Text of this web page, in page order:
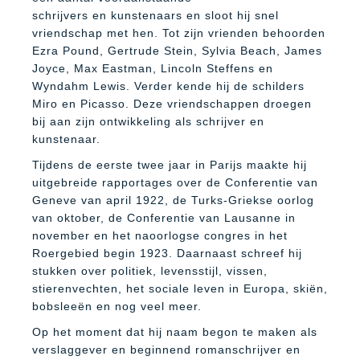
schrijvers en kunstenaars en sloot hij snel
vriendschap met hen. Tot zijn vrienden behoorden
Ezra Pound, Gertrude Stein, Sylvia Beach, James
Joyce, Max Eastman, Lincoln Steffens en
Wyndahm Lewis. Verder kende hij de schilders
Miro en Picasso. Deze vriendschappen droegen
bij aan zijn ontwikkeling als schrijver en
kunstenaar.
Tijdens de eerste twee jaar in Parijs maakte hij
uitgebreide rapportages over de Conferentie van
Geneve van april 1922, de Turks-Griekse oorlog
van oktober, de Conferentie van Lausanne in
november en het naoorlogse congres in het
Roergebied begin 1923. Daarnaast schreef hij
stukken over politiek, levensstijl, vissen,
stierenvechten, het sociale leven in Europa, skiën,
bobsleeën en nog veel meer.
Op het moment dat hij naam begon te maken als
verslaggever en beginnend romanschrijver en